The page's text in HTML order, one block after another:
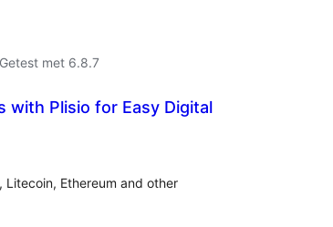
Getest met 6.8.7
with Plisio for Easy Digital
Ethereum and other